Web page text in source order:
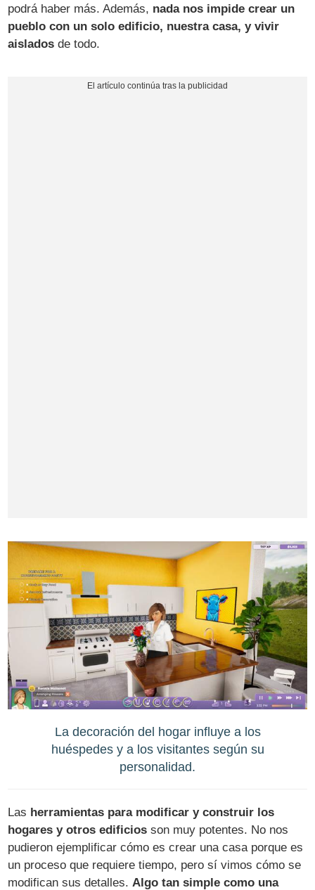
podrá haber más. Además, nada nos impide crear un
pueblo con un solo edificio, nuestra casa, y vivir
aislados de todo.
La decoración del hogar influye a los
huéspedes y a los visitantes según su
personalidad.
Las herramientas para modificar y construir los
hogares y otros edificios son muy potentes. No nos
pudieron ejemplificar cómo es crear una casa porque es
un proceso que requiere tiempo, pero sí vimos cómo se
modifican sus detalles.Algo tan simple como una